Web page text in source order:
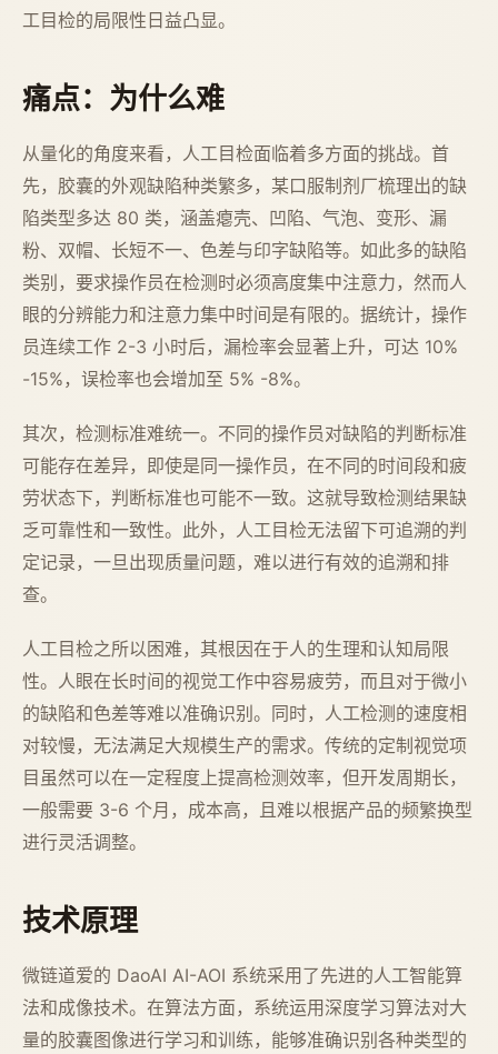
工目检的局限性日益凸显。
痛点：为什么难
从量化的角度来看，人工目检面临着多方面的挑战。首
先，胶囊的外观缺陷种类繁多，某口服制剂厂梳理出的缺
陷类型多达 80 类，涵盖瘪壳、凹陷、气泡、变形、漏
粉、双帽、长短不一、色差与印字缺陷等。如此多的缺陷
类别，要求操作员在检测时必须高度集中注意力，然而人
眼的分辨能力和注意力集中时间是有限的。据统计，操作
员连续工作 2-3 小时后，漏检率会显著上升，可达 10%
-15%，误检率也会增加至 5% -8%。
其次，检测标准难统一。不同的操作员对缺陷的判断标准
可能存在差异，即使是同一操作员，在不同的时间段和疲
劳状态下，判断标准也可能不一致。这就导致检测结果缺
乏可靠性和一致性。此外，人工目检无法留下可追溯的判
定记录，一旦出现质量问题，难以进行有效的追溯和排
查。
人工目检之所以困难，其根因在于人的生理和认知局限
性。人眼在长时间的视觉工作中容易疲劳，而且对于微小
的缺陷和色差等难以准确识别。同时，人工检测的速度相
对较慢，无法满足大规模生产的需求。传统的定制视觉项
目虽然可以在一定程度上提高检测效率，但开发周期长，
一般需要 3-6 个月，成本高，且难以根据产品的频繁换型
进行灵活调整。
技术原理
微链道爱的 DaoAI AI-AOI 系统采用了先进的人工智能算
法和成像技术。在算法方面，系统运用深度学习算法对大
量的胶囊图像进行学习和训练，能够准确识别各种类型的